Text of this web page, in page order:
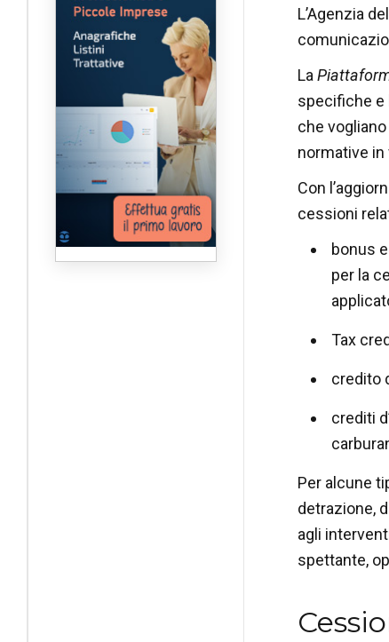
L’Agenzia
La
specifiche e
che
normative in
Con
cessioni
bonus
per la
Tax
credito
crediti
Per alcune
detrazione,
agli
spettante,